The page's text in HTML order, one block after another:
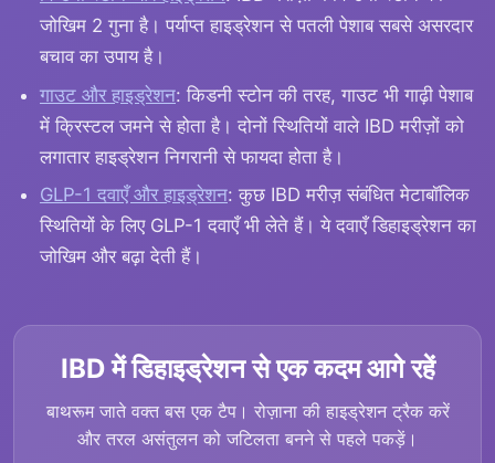
जोखिम 2 गुना है। पर्याप्त हाइड्रेशन से पतली पेशाब सबसे असरदार
बचाव का उपाय है।
गाउट और हाइड्रेशन: किडनी स्टोन की तरह, गाउट भी गाढ़ी पेशाब
में क्रिस्टल जमने से होता है। दोनों स्थितियों वाले IBD मरीज़ों को
लगातार हाइड्रेशन निगरानी से फायदा होता है।
GLP-1 दवाएँ और हाइड्रेशन: कुछ IBD मरीज़ संबंधित मेटाबॉलिक
स्थितियों के लिए GLP-1 दवाएँ भी लेते हैं। ये दवाएँ डिहाइड्रेशन का
जोखिम और बढ़ा देती हैं।
IBD में डिहाइड्रेशन से एक कदम आगे रहें
बाथरूम जाते वक्त बस एक टैप। रोज़ाना की हाइड्रेशन ट्रैक करें
और तरल असंतुलन को जटिलता बनने से पहले पकड़ें।